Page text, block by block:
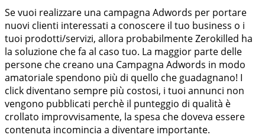
Se vuoi realizzare una campagna Adwords per portare
nuovi clienti interessati a conoscere il tuo business o i
tuoi prodotti/servizi, allora probabilmente Zerokilled ha
la soluzione che fa al caso tuo. La maggior parte delle
persone che creano una Campagna Adwords in modo
amatoriale spendono più di quello che guadagnano! I
click diventano sempre più costosi, i tuoi annunci non
vengono pubblicati perchè il punteggio di qualità è
crollato improvvisamente, la spesa che doveva essere
contenuta incomincia a diventare importante.